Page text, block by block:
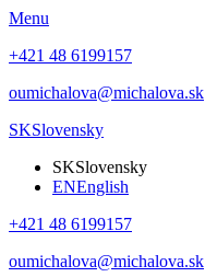
Menu
+421 48 6199157
oumichalova@michalova.sk
SKSlovensky
SKSlovensky
ENEnglish
+421 48 6199157
oumichalova@michalova.sk